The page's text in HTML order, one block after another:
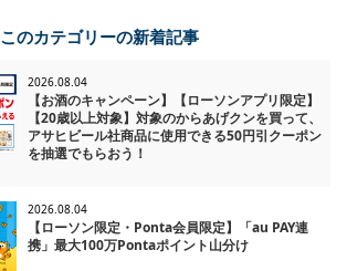
このカテゴリーの新着記事
2026.08.04
【お酒のキャンペーン】【ローソンアプリ限定】
【20歳以上対象】対象のからあげクンを買って、
アサヒビール社商品に使用できる50円引クーポン
を抽選でもらおう！
2026.08.04
【ローソン限定・Ponta会員限定】「au PAY連
携」最大100万Pontaポイント山分け